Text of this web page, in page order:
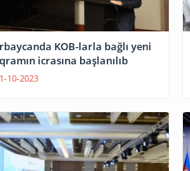
KOB-larla bağlı yeni
icrasına başlanılıb
10-2023